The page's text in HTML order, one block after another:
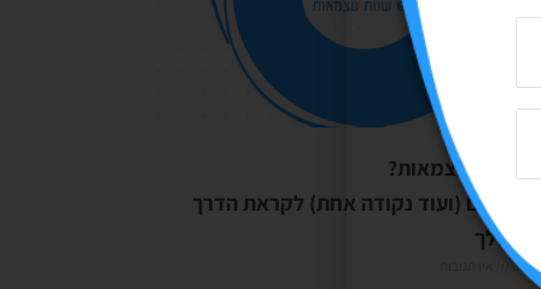
לצאת לעצמאות?
קבלי 8 טיפים (ועוד נקודה אחת) לקראת הדרך
שלך
08/